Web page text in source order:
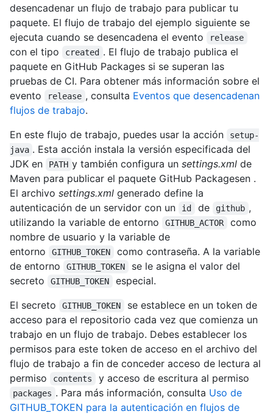
desencadenar un flujo de trabajo para publicar tu
paquete. El flujo de trabajo del ejemplo siguiente se
ejecuta cuando se desencadena el evento
release
con el tipo created . El flujo de trabajo publica el
paquete en GitHub Packages si se superan las
pruebas de CI. Para obtener más información sobre el
evento
release , consulta Eventos que desencadenan
flujos de trabajo.
En este flujo de trabajo, puedes usar la acción
setup-
java . Esta acción instala la versión especificada del
JDK en
PATH y también configura un settings.xmlde
Maven para publicar el paquete GitHub Packagesen .
El archivo settings.xml generado define la
autenticación de un servidor con un
id de github ,
utilizando la variable de entorno
GITHUB_ACTOR
como
nombre de usuario y la variable de
entorno
GITHUB_TOKEN
como contraseña. A la variable
de entorno
GITHUB_TOKEN
se le asigna el valor del
secreto
GITHUB_TOKEN
especial.
El secreto
GITHUB_TOKEN
se establece en un token de
acceso para el repositorio cada vez que comienza un
trabajo en un flujo de trabajo. Debes establecer los
permisos para este token de acceso en el archivo del
flujo de trabajo a fin de conceder acceso de lectura al
permiso
contents y acceso de escritura al permiso
packages . Para más información, consulta Uso de
GITHUB_TOKEN para la autenticación en flujos de